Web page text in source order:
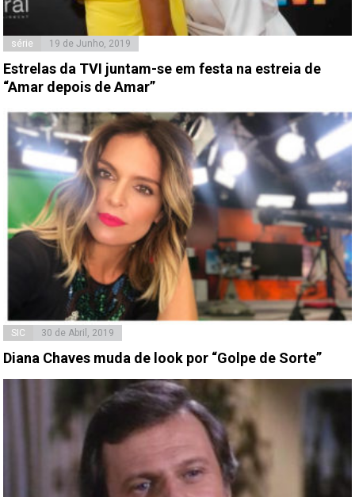
série 19 de Junho, 2019
Estrelas da TVI juntam-se em festa na estreia de
“Amar depois de Amar”
SIC 30 de Abril, 2019
Diana Chaves muda de look por “Golpe de Sorte”